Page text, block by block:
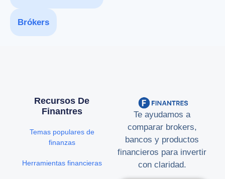
Brókers
Te ayudamos a
comparar brokers,
bancos y productos
financieros para invertir
con claridad.
Recursos De
Finantres
Temas populares de
finanzas
Herramientas financieras